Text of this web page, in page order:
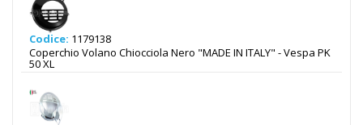
Codice: 1179138
Coperchio Volano Chiocciola Nero "MADE IN ITALY" - Vespa PK
50 XL